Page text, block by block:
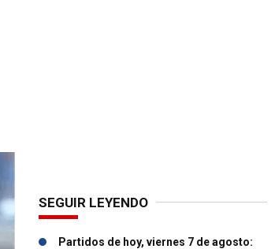
SEGUIR LEYENDO
Partidos de hoy, viernes 7 de agosto: